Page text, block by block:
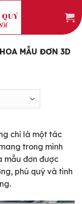
MẪU ĐƠN 3D
chỉ là một tác
trong mình
mẫu đơn được
phú quý và tình